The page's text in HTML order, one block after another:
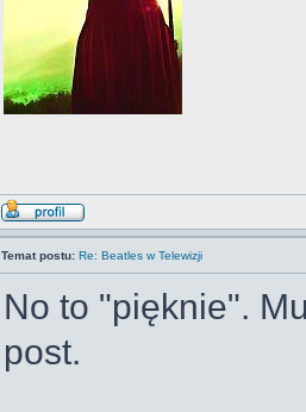
Temat postu: Re: Beatles w Telewizji
No to "pięknie".
post.